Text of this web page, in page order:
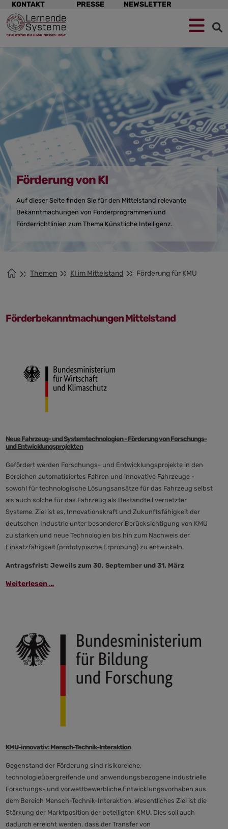
Zur
Navigation
springen
Zum
Hauptinhalt
springen
Zum
Footer
springen
Navigation
überspringen
KONTAKT PRESSE NEWSLETTER
Förderung von KI
Auf dieser Seite finden Sie für den Mittelstand relevante
Bekanntmachungen von Förderprogrammen und
Förderrichtlinien zum Thema Künstliche Intelligenz.
Themen KI im Mittelstand Förderung für KMU
Förderbekanntmachungen Mittelstand
Neue Fahrzeug- und Systemtechnologien - Förderung von Forschungs-
und Entwicklungsprojekten
Gefördert werden Forschungs- und Entwicklungsprojekte in den
Bereichen automatisiertes Fahren und innovative Fahrzeuge -
sowohl für technologische Lösungsansätze für das Fahrzeug selbst
als auch solche für das Fahrzeug als Bestandteil vernetzter
Systeme. Ziel ist es, Innovationskraft und Zukunftsfähigkeit der
deutschen Industrie unter besonderer Berücksichtigung von KMU
zu stärken und neue Technologien bis hin zum Nachweis der
Einsatzfähigkeit (prototypische Erprobung) zu entwickeln.
Antragsfrist: Jeweils zum 30. September und 31. März
Weiterlesen …
KMU-innovativ: Mensch-Technik-Interaktion
Gegenstand der Förderung sind risikoreiche,
technologieübergreifende und anwendungsbezogene industrielle
Forschungs- und vorwettbewerbliche Entwicklungsvorhaben aus
dem Bereich Mensch-Technik-Interaktion. Wesentliches Ziel ist die
Stärkung der Marktposition der beteiligten KMU. Dies soll auch
dadurch erreicht werden, dass der Transfer von